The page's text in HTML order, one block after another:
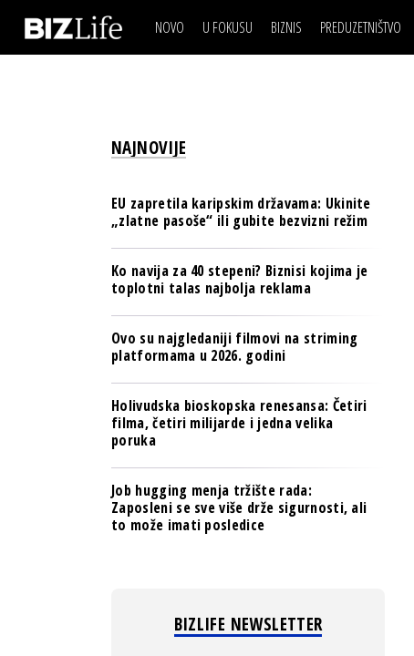
NOVO U FOKUSU BIZNIS
BANKE
OSIGURANJE
TECH I AI
BIZNIS & SPORT
PULS REGIONA
NOVO NA RAFU
PREDUZETNIŠTVO
IZJAVA DANABIZNIS SCENA
BREND I
OSIGURANJE
TECH I AI
PULS REGIONA
NAJNOVIJE
EU zapretila karipskim državama: Ukinite
„zlatne pasoše“ ili gubite bezvizni režim
Ko navija za 40 stepeni? Biznisi kojima je
toplotni talas najbolja reklama
Ovo su najgledaniji filmovi na striming
platformama u 2026. godini
Holivudska bioskopska renesansa: Četiri
filma, četiri milijarde i jedna velika
poruka
Job hugging menja tržište rada:
Zaposleni se sve više drže sigurnosti, ali
to može imati posledice
BIZLIFE NEWSLETTER